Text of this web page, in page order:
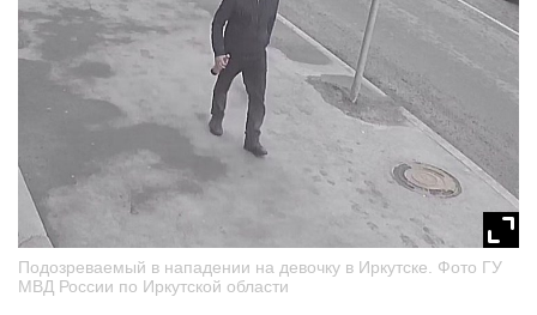
Подозреваемый в нападении на девочку в Иркутске. Фото ГУ
МВД России по Иркутской области